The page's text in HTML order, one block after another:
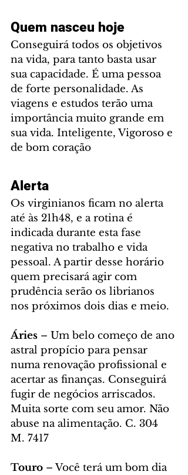
Quem nasceu hoje
Conseguirá todos os objetivos
na vida, para tanto basta usar
sua capacidade. É uma pessoa
de forte personalidade. As
viagens e estudos terão uma
importância muito grande em
sua vida. Inteligente, Vigoroso e
de bom coração
Alerta
Os virginianos ficam no alerta
até às 21h48, e a rotina é
indicada durante esta fase
negativa no trabalho e vida
pessoal. A partir desse horário
quem precisará agir com
prudência serão os librianos
nos próximos dois dias e meio.
Áries – Um belo começo de ano
astral propício para pensar
numa renovação profissional e
acertar as finanças. Conseguirá
fugir de negócios arriscados.
Muita sorte com seu amor. Não
abuse na alimentação. C. 304
M. 7417
Touro – Você terá um bom dia